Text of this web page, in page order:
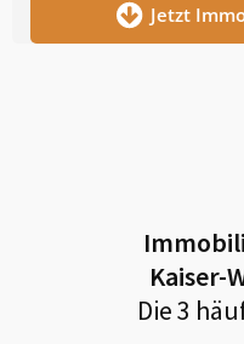
Jetzt
Kaiser-
Die 3